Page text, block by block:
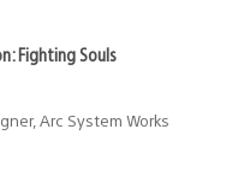
Fighting Souls
Arc System Works